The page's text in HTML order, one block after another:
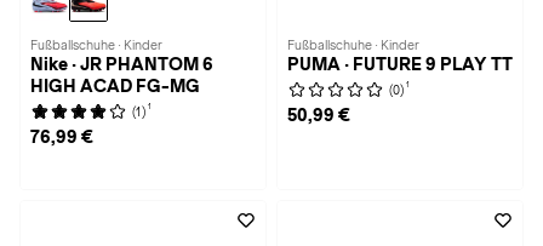
Fußballschuhe · Kinder
Nike · JR PHANTOM 6
HIGH ACAD FG-MG
(1) 1
76,99 €
Fußballschuhe · Kinder
PUMA · FUTURE 9 PLAY TT
(0) 1
50,99 €